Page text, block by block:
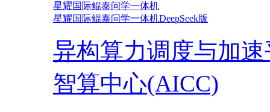
星耀国际鲲泰问学一体机
星耀国际鲲泰问学一体机DeepSeek版
异构算力调度与加
智算中心(AICC)